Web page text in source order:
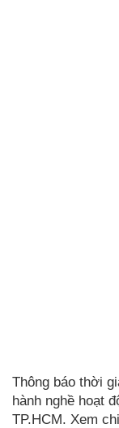
Thông báo thời
hành nghề hoạt
TP.HCM. Xem